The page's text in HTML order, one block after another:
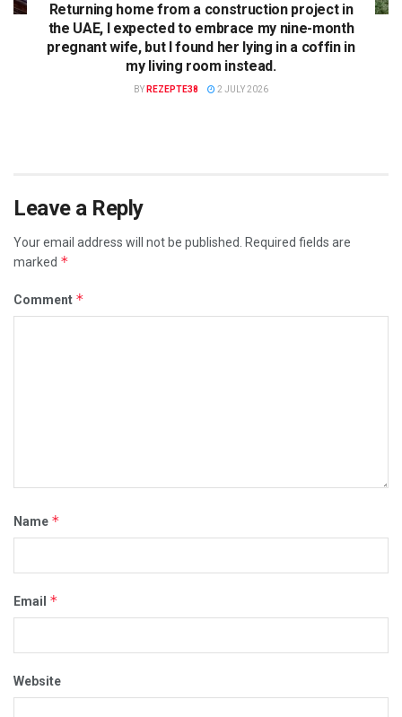
Returning home from a construction project in
the UAE, I expected to embrace my nine-month
pregnant wife, but I found her lying in a coffin in
my living room instead.
BY REZEPTE38 2 JULY 2026
Leave a Reply
Your email address will not be published.
Required fields are
marked *
Comment *
Name *
Email *
Website